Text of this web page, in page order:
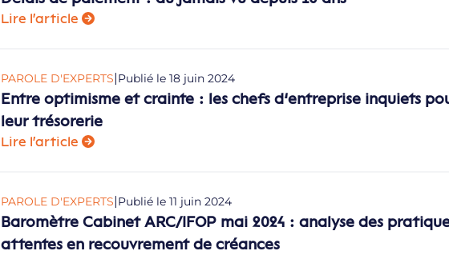
Lire l'article
PAROLE D'EXPERTS|Publié le 18 juin 2024
Entre optimisme et crainte : les chefs d’entreprise inquiets
leur trésorerie
Lire l'article
PAROLE D'EXPERTS|Publié le 11 juin 2024
Baromètre Cabinet ARC/IFOP mai 2024 : analyse des
attentes en recouvrement de créances